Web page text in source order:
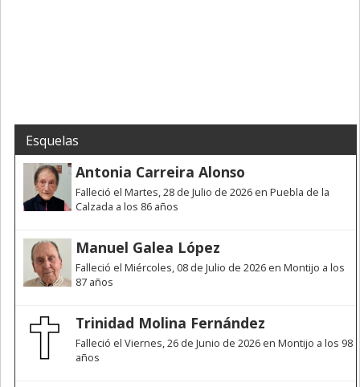
Esquelas
Antonia Carreira Alonso
Falleció el Martes, 28 de Julio de 2026 en Puebla de la
Calzada a los 86 años
Manuel Galea López
Falleció el Miércoles, 08 de Julio de 2026 en Montijo a los
87 años
Trinidad Molina Fernández
Falleció el Viernes, 26 de Junio de 2026 en Montijo a los 98
años